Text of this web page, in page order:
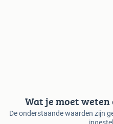
Wat je moet
De onderstaande waarden zijn